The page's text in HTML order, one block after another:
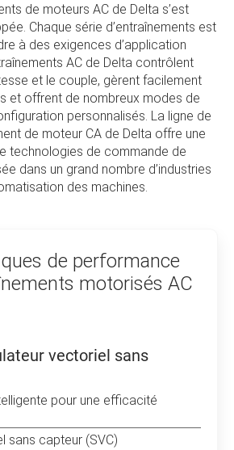
des produits d’alimentation
du secteur, notamment des
avec un rendement
des alimentations télécoms avec
jusqu’à 98 % et des onduleurs
atteignant 99,2 %. Nous
développé la première
au monde certifiée 80 Plus
R&D en Chine, en Europe, au
en Thaïlande et aux États-Unis.
de moteurs AC de Delta s’est
Chaque série d’entraînements est
à des exigences d’application
AC de Delta contrôlent
et le couple, gèrent facilement
et offrent de nombreux modes de
personnalisés. La ligne de
de moteur CA de Delta offre une
technologies de commande de
dans un grand nombre d’industries
des machines.
de performance
motorisés AC
vectoriel sans
pour une efficacité
sans capteur (SVC)